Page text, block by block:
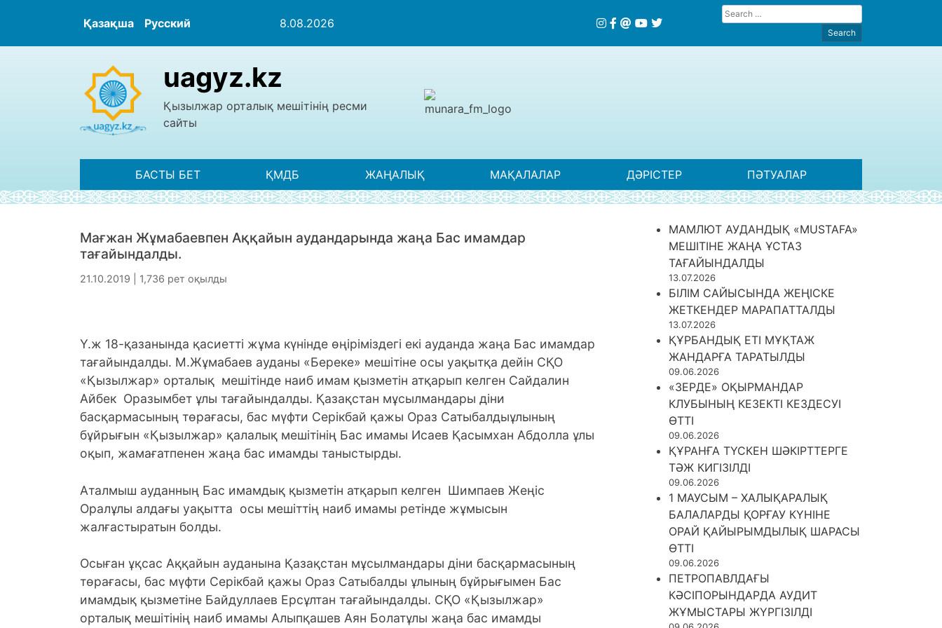
Қазақша Русский 8.08.2026
uagyz.kz
Қызылжар орталық мешітінің ресми
сайты
БАСТЫ БЕТ ҚМДБ ЖАҢАЛЫҚ МАҚАЛАЛАР ДӘРІСТЕР ПӘТУАЛАР
Мағжан Жұмабаевпен Аққайын аудандарында жаңа Бас имамдар
тағайындалды.
21.10.2019 | 1,736 рет оқылды
Ү.ж 18-қазанында қасиетті жұма күнінде өңіріміздегі екі ауданда жаңа Бас имамдар
тағайындалды. М.Жұмабаев ауданы «Береке» мешітіне осы уақытқа дейін СҚО
«Қызылжар» орталық мешітінде наиб имам қызметін атқарып келген Сайдалин
Айбек Оразымбет ұлы тағайындалды. Қазақстан мұсылмандары діни
басқармасының төрағасы, бас мүфти Серікбай қажы Ораз Сатыбалдыұлының
бұйрығын «Қызылжар» қалалық мешітінің Бас имамы Исаев Қасымхан Абдолла ұлы
оқып, жамағатпенен жаңа бас имамды таныстырды.
Аталмыш ауданның Бас имамдық қызметін атқарып келген Шимпаев Жеңіс
Оралұлы алдағы уақытта осы мешіттің наиб имамы ретінде жұмысын
жалғастыратын болды.
Осыған ұқсас Аққайын ауданына Қазақстан мұсылмандары діни басқармасының
төрағасы, бас мүфти Серікбай қажы Ораз Сатыбалды ұлының бұйрығымен Бас
имамдық қызметіне Байдуллаев Ерсұлтан тағайындалды. СҚО «Қызылжар»
орталық мешітінің наиб имамы Алыпқашев Аян Болатұлы жаңа бас имамды
МАМЛЮТ АУДАНДЫҚ «MUSTAFA»
МЕШІТІНЕ ЖАҢА ҰСТАЗ
ТАҒАЙЫНДАЛДЫ
13.07.2026
БІЛІМ САЙЫСЫНДА ЖЕҢІСКЕ
ЖЕТКЕНДЕР МАРАПАТТАЛДЫ
13.07.2026
ҚҰРБАНДЫҚ ЕТІ МҰҚТАЖ
ЖАНДАРҒА ТАРАТЫЛДЫ
09.06.2026
«ЗЕРДЕ» ОҚЫРМАНДАР
КЛУБЫНЫҢ КЕЗЕКТІ КЕЗДЕСУІ
ӨТТІ
09.06.2026
ҚҰРАНҒА ТҮСКЕН ШӘКІРТТЕРГЕ
ТӘЖ КИГІЗІЛДІ
09.06.2026
1 МАУСЫМ – ХАЛЫҚАРАЛЫҚ
БАЛАЛАРДЫ ҚОРҒАУ КҮНІНЕ
ОРАЙ ҚАЙЫРЫМДЫЛЫҚ ШАРАСЫ
ӨТТІ
09.06.2026
ПЕТРОПАВЛДАҒЫ
КӘСІПОРЫНДАРДА АУДИТ
ЖҰМЫСТАРЫ ЖҮРГІЗІЛДІ